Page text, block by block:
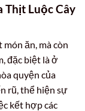
Thịt Luộc Cây
món ăn, mà còn
đặc biệt là ở
quyện của
rũ, thể hiện sự
kết hợp các